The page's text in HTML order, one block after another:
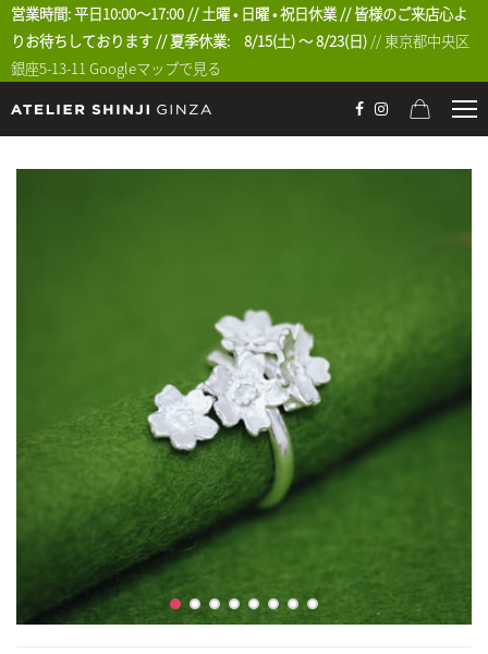
営業時間: 平日10:00〜17:00 // 土曜 • 日曜 • 祝日休業 // 皆様のご来店心よ
りお待ちしております // 夏季休業: 8/15(土) 〜 8/23(日) // 東京都中央区
銀座5-13-11Googleマップで見る